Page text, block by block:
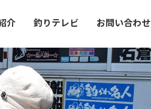
介 釣りテレビ お問い合わせ